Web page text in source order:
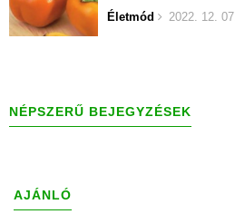
Életmód
2022. 12. 07.
NÉPSZERŰ BEJEGYZÉSEK
AJÁNLÓ